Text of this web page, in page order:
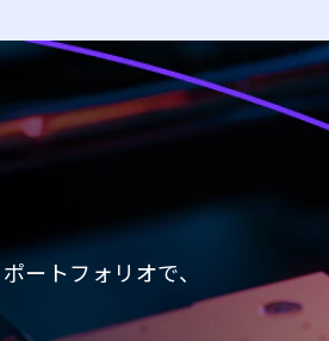
ートフォリオで、